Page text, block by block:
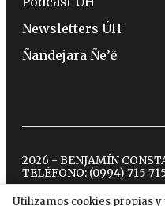
Utilizamos cookies propias
Newsletters ÚH
Ñandejara Ñe’ẽ
2026 - BENJAMÍN
TELÉFONO: (0994) 715